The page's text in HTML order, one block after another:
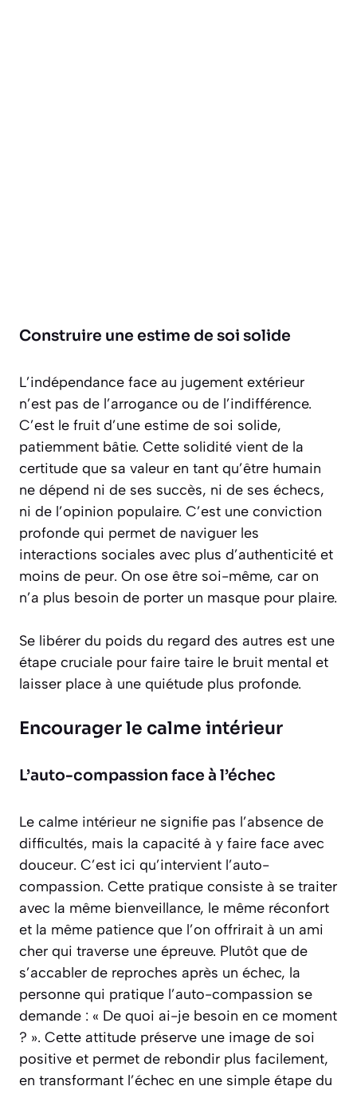
Construire une estime de soi solide
L’indépendance face au jugement extérieur
n’est pas de l’arrogance ou de l’indifférence.
C’est le fruit d’une estime de soi solide,
patiemment bâtie. Cette solidité vient de la
certitude que sa valeur en tant qu’être humain
ne dépend ni de ses succès, ni de ses échecs,
ni de l’opinion populaire. C’est une conviction
profonde qui permet de naviguer les
interactions sociales avec plus d’authenticité et
moins de peur. On ose être soi-même, car on
n’a plus besoin de porter un masque pour plaire.
Se libérer du poids du regard des autres est une
étape cruciale pour faire taire le bruit mental et
laisser place à une quiétude plus profonde.
Encourager le calme intérieur
L’auto-compassion face à l’échec
Le calme intérieur ne signifie pas l’absence de
difficultés, mais la capacité à y faire face avec
douceur. C’est ici qu’intervient l’auto-
compassion. Cette pratique consiste à se traiter
avec la même bienveillance, le même réconfort
et la même patience que l’on offrirait à un ami
cher qui traverse une épreuve. Plutôt que de
s’accabler de reproches après un échec, la
personne qui pratique l’auto-compassion se
demande : « De quoi ai-je besoin en ce moment
? ». Cette attitude préserve une image de soi
positive et permet de rebondir plus facilement,
en transformant l’échec en une simple étape du